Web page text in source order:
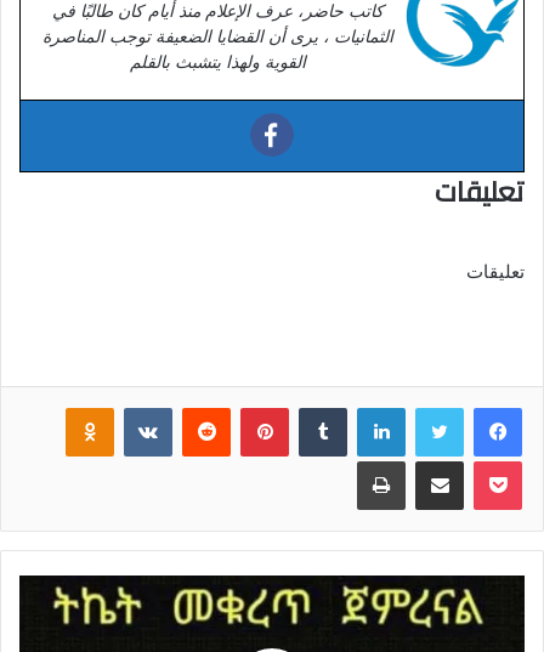
كاتب حاضر، عرف الإعلام منذ أيام كان طالبًا في
الثمانيات ، يرى أن القضايا الضعيفة توجب المناصرة
القوية ولهذا يتشبث بالقلم
تعليقات
تعليقات
فيسبوك لينكدإن بينتيريست
بوكيت